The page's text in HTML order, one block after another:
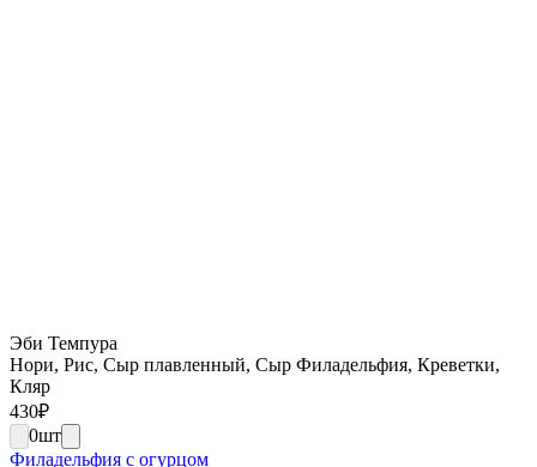
Эби Темпура
Нори, Рис, Сыр плавленный, Сыр Филадельфия, Креветки,
Кляр
430₽
0шт
Филадельфия с огурцом